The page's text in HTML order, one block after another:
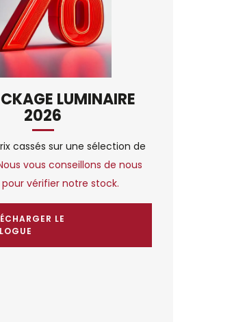
LUMINAIRE
2026
cassés sur une sélection de
vous conseillons de nous
vérifier notre stock.
LE